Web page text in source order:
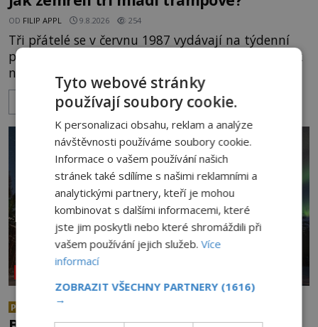
OD FILIP APPL 9.8.2026 254
Tři přátelé se v červnu 1987 vydávají na týdenní
putování Českosaským Švýcarskem. Domů se však
nevrátí. O několik měsíců později jsou v
nepřístupných skalách u Hřenska nalezeny jejich
kostry – a s nimi stopy, které se jen obtížně slučují
s nešťastnou náhodou. Zabil mladé trampy
přírodní živel, neznámý útočník, nebo někdo, koho
tehdejší režim nechtěl odhalit? [gallery
ids="171131,171132,1711
ZOBRAZIT VÍCE
PREMIUM
Co se všechno semlelo poblíž
Tyto webové stránky
používají soubory cookie.
K personalizaci obsahu, reklam a analýze
návštěvnosti používáme soubory cookie.
Informace o vašem používání našich
stránek také sdílíme s našimi reklamními a
analytickými partnery, kteří je mohou
kombinovat s dalšími informacemi, které
jste jim poskytli nebo které shromáždili při
vašem používání jejich služeb.Více
informací
ZOBRAZIT VŠECHNY PARTNERY (1616)
→